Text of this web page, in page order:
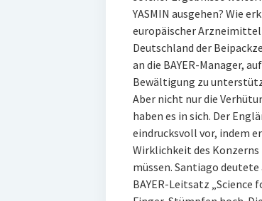
YASMIN ausgehen? Wie
europäischer
Deutschland der
an die BAYER-Manager,
Bewältigung zu
Aber nicht nur die
haben es in sich. Der
eindrucksvoll vor, indem
Wirklichkeit des Konzerns
müssen. Santiago
BAYER-Leitsatz